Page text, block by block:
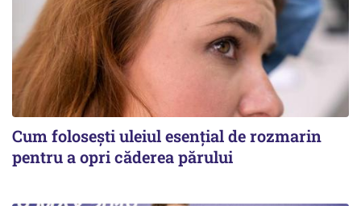
Cum folosești uleiul esențial de rozmarin
pentru a opri căderea părului